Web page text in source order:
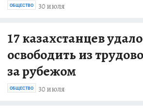
30 июля
ОБЩЕСТВО
17 казахстанцев
освободить из
за рубежом
30 июля
ОБЩЕСТВО